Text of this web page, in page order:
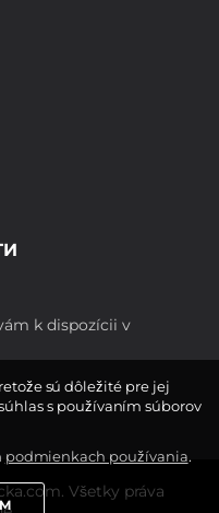
k dispozícii v
Všetky práva
sú dôležité pre jej
s používaním súborov
podmienkach používania.